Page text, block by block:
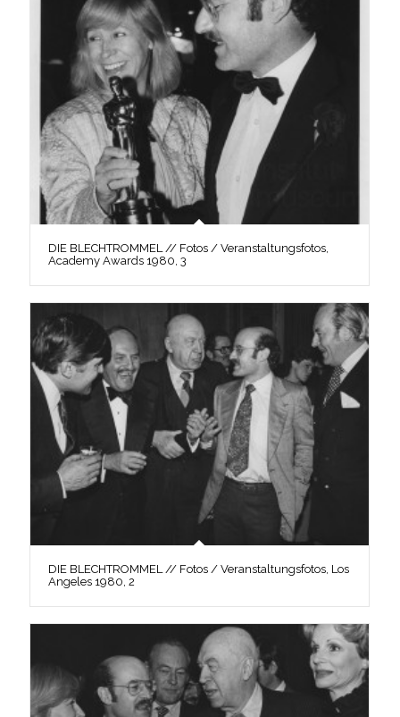
DIE BLECHTROMMEL // Fotos / Veranstaltungsfotos,
Academy Awards 1980, 3
DIE BLECHTROMMEL // Fotos / Veranstaltungsfotos, Los
Angeles 1980, 2